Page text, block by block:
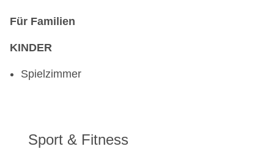
Für Familien
KINDER
Spielzimmer
Sport & Fitness